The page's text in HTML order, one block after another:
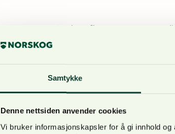
Samtykke
Denne nettsiden anvender cookies
Vi bruker informasjonskapsler for å gi innhold
NORSKOG har hatt flere møter og tett
ukene. Landbruksdirektoratet bekrefter
– Den lange saksbehandlingstiden hos
viktig at alle som er rammet av